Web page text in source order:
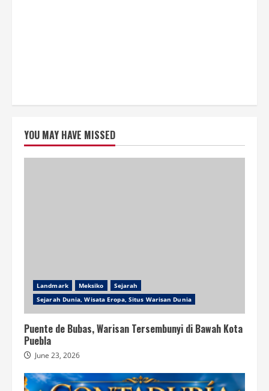
YOU MAY HAVE MISSED
Landmark Meksiko
Sejarah
Sejarah Dunia, Wisata Eropa, Situs Warisan Dunia
Puente de Bubas, Warisan Tersembunyi di Bawah Kota
Puebla
June 23, 2026